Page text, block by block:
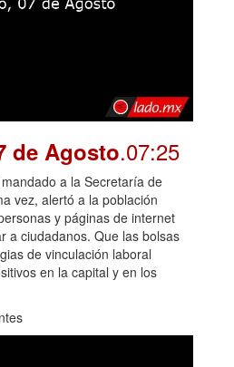
de Agosto.07:25
a la Secretaría de
vez, alertó a la población
y páginas de internet
a ciudadanos. Que las bolsas
de vinculación laboral
en la capital y en los